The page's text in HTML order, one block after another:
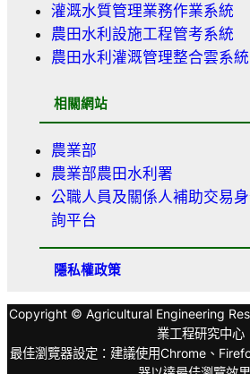
灌溉水質管理業務作業系統
農田水利設施工程管考系統
農田水利灌溉管理整合雲系統
相關網站
農業部
農業部農田水利署
公職人員及關係人補助交易
詢平台
隱私權政策
Copyright © Agricultural Engineering
業工程研究中心
最佳瀏覽器設定：建議使用Chrome、